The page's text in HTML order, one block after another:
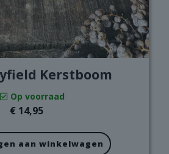
Kerstboom
Op voorraad
€ 14,95
aan winkelwagen